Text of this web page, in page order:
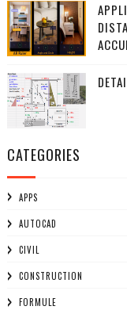
CATEGORIES
APPS
AUTOCAD
CIVIL
CONSTRUCTION
FORMULE